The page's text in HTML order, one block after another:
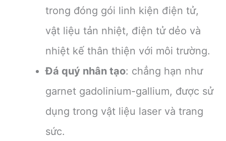
trong đóng gói linh kiện điện tử,
vật liệu tản nhiệt, điện tử dẻo và
nhiệt kế thân thiện với môi trường.
Đá quý nhân tạo: chẳng hạn như
garnet gadolinium-gallium, được sử
dụng trong vật liệu laser và trang
sức.